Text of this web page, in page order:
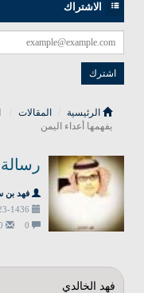
الاشتراك
الرئيسية المقالات
يفهمها أعداء اليمن
فهد بن
فهد الخالدي